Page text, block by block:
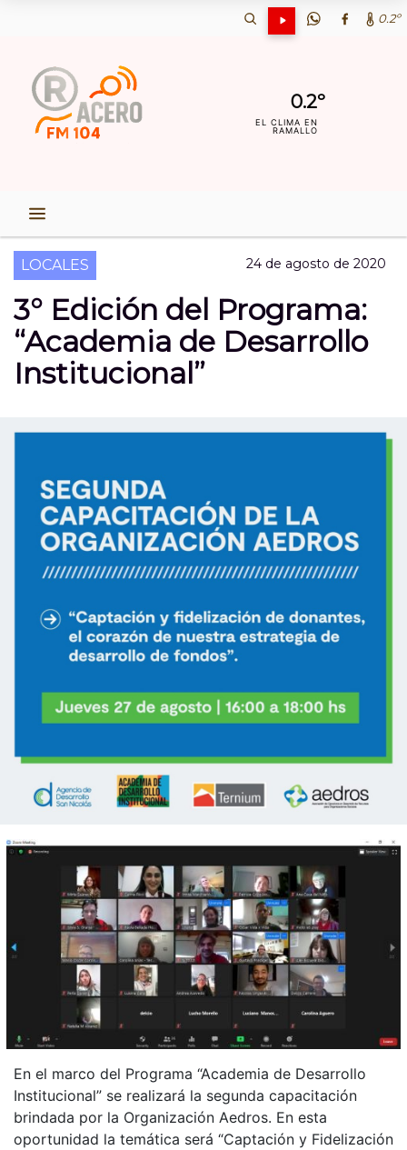
0.2º
0.2º
EL CLIMA EN
RAMALLO
LOCALES 24 de agosto de 2020
3° Edición del Programa:
“Academia de Desarrollo
Institucional”
En el marco del Programa “Academia de Desarrollo
Institucional” se realizará la segunda capacitación
brindada por la Organización Aedros. En esta
oportunidad la temática será “Captación y Fidelización